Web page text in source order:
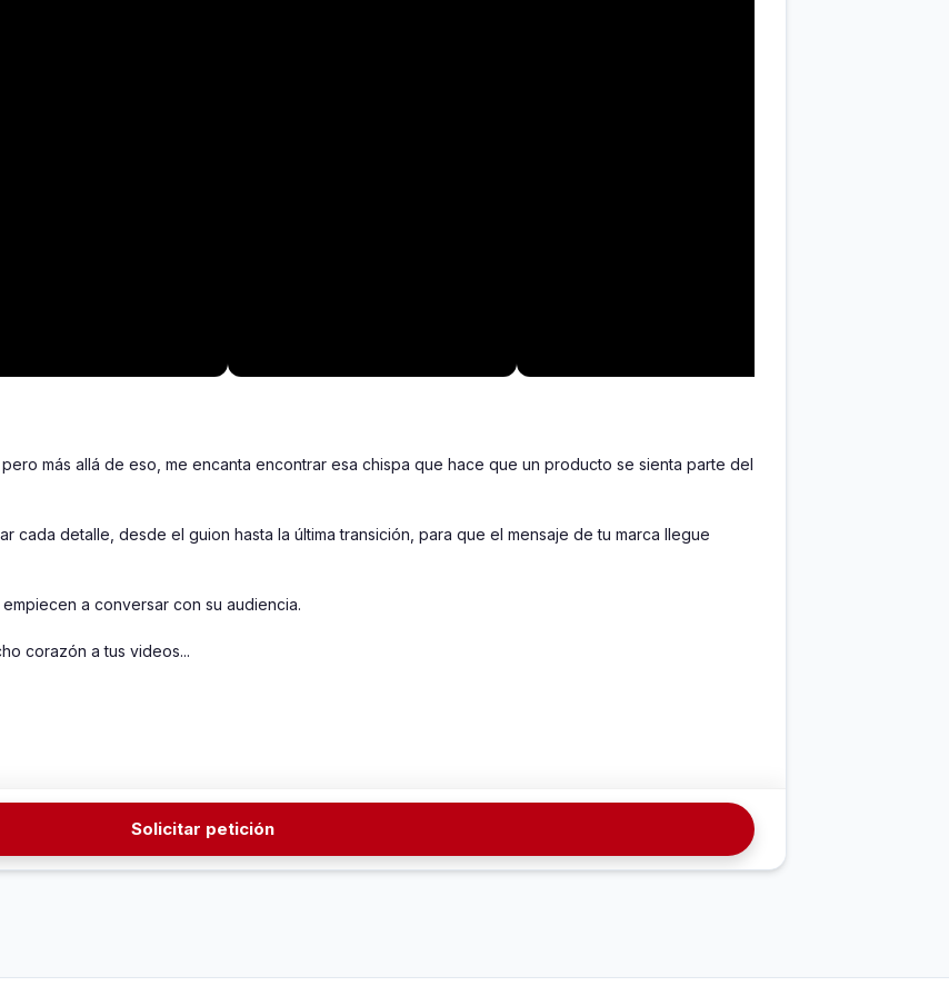
más allá de eso, me encanta encontrar esa chispa que hace que un producto se sienta parte del
cada detalle, desde el guion hasta la última transición, para que el mensaje de tu marca llegue
a conversar con su audiencia.
corazón a tus videos...
Solicitar petición